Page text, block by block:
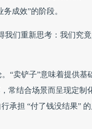
成效”的阶段。
我们重新思考：我们究
“卖铲子”意味着提供基
常结合场景而呈现定制
承担 “付了钱没结果”